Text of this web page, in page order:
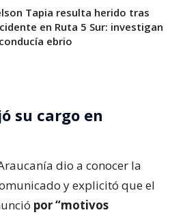
Tapia resulta herido tras
en Ruta 5 Sur: investigan
ebrio
su cargo en
dio a conocer la
y explicitó que el
por “motivos